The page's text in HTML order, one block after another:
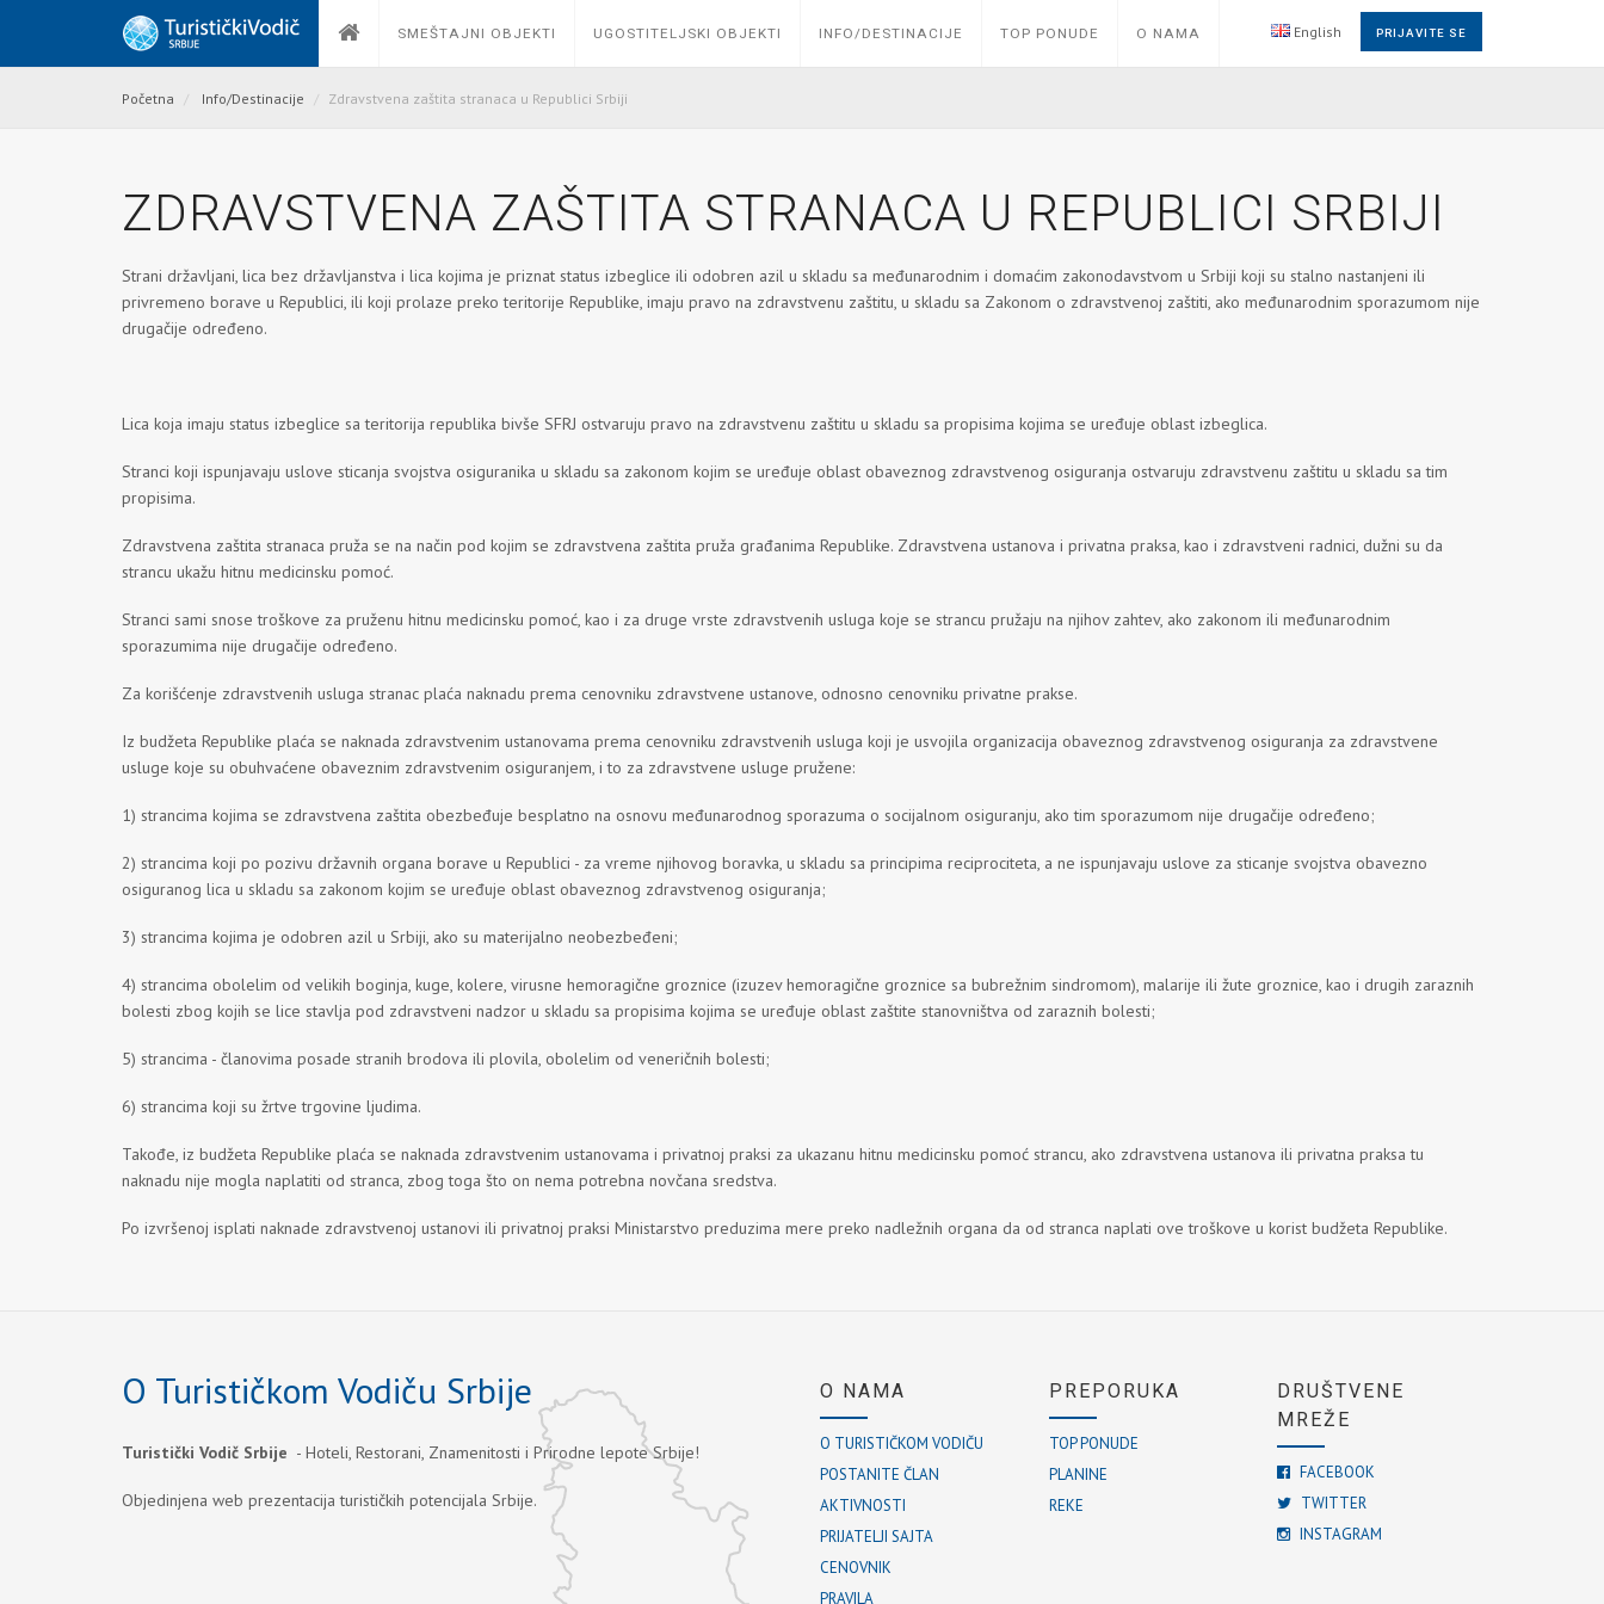
SMEŠTAJNI OBJEKTI UGOSTITELJSKI OBJEKTI INFO/DESTINACIJE TOP PONUDE O NAMA English PRIJAVITE SE
Početna Info/Destinacije Zdravstvena zaštita stranaca u Republici Srbiji
ZDRAVSTVENA ZAŠTITA STRANACA U REPUBLICI SRBIJI
Strani državljani, lica bez državljanstva i lica kojima je priznat status izbeglice ili odobren azil u skladu sa međunarodnim i domaćim zakonodavstvom u Srbiji koji su stalno nastanjeni ili
privremeno borave u Republici, ili koji prolaze preko teritorije Republike, imaju pravo na zdravstvenu zaštitu, u skladu sa Zakonom o zdravstvenoj zaštiti, ako međunarodnim sporazumom nije
drugačije određeno.
Lica koja imaju status izbeglice sa teritorija republika bivše SFRJ ostvaruju pravo na zdravstvenu zaštitu u skladu sa propisima kojima se uređuje oblast izbeglica.
Stranci koji ispunjavaju uslove sticanja svojstva osiguranika u skladu sa zakonom kojim se uređuje oblast obaveznog zdravstvenog osiguranja ostvaruju zdravstvenu zaštitu u skladu sa tim
propisima.
Zdravstvena zaštita stranaca pruža se na način pod kojim se zdravstvena zaštita pruža građanima Republike. Zdravstvena ustanova i privatna praksa, kao i zdravstveni radnici, dužni su da
strancu ukažu hitnu medicinsku pomoć.
Stranci sami snose troškove za pruženu hitnu medicinsku pomoć, kao i za druge vrste zdravstvenih usluga koje se strancu pružaju na njihov zahtev, ako zakonom ili međunarodnim
sporazumima nije drugačije određeno.
Za korišćenje zdravstvenih usluga stranac plaća naknadu prema cenovniku zdravstvene ustanove, odnosno cenovniku privatne prakse.
Iz budžeta Republike plaća se naknada zdravstvenim ustanovama prema cenovniku zdravstvenih usluga koji je usvojila organizacija obaveznog zdravstvenog osiguranja za zdravstvene
usluge koje su obuhvaćene obaveznim zdravstvenim osiguranjem, i to za zdravstvene usluge pružene:
1) strancima kojima se zdravstvena zaštita obezbeđuje besplatno na osnovu međunarodnog sporazuma o socijalnom osiguranju, ako tim sporazumom nije drugačije određeno;
2) strancima koji po pozivu državnih organa borave u Republici - za vreme njihovog boravka, u skladu sa principima reciprociteta, a ne ispunjavaju uslove za sticanje svojstva obavezno
osiguranog lica u skladu sa zakonom kojim se uređuje oblast obaveznog zdravstvenog osiguranja;
3) strancima kojima je odobren azil u Srbiji, ako su materijalno neobezbeđeni;
4) strancima obolelim od velikih boginja, kuge, kolere, virusne hemoragične groznice (izuzev hemoragične groznice sa bubrežnim sindromom), malarije ili žute groznice, kao i drugih zaraznih
bolesti zbog kojih se lice stavlja pod zdravstveni nadzor u skladu sa propisima kojima se uređuje oblast zaštite stanovništva od zaraznih bolesti;
5) strancima - članovima posade stranih brodova ili plovila, obolelim od veneričnih bolesti;
6) strancima koji su žrtve trgovine ljudima.
Takođe, iz budžeta Republike plaća se naknada zdravstvenim ustanovama i privatnoj praksi za ukazanu hitnu medicinsku pomoć strancu, ako zdravstvena ustanova ili privatna praksa tu
naknadu nije mogla naplatiti od stranca, zbog toga što on nema potrebna novčana sredstva.
Po izvršenoj isplati naknade zdravstvenoj ustanovi ili privatnoj praksi Ministarstvo preduzima mere preko nadležnih organa da od stranca naplati ove troškove u korist budžeta Republike.
O Turističkom Vodiču Srbije
Turistički Vodič Srbije - Hoteli, Restorani, Znamenitosti i Prirodne lepote Srbije!
Objedinjena web prezentacija turističkih potencijala Srbije.
O NAMA
O TURISTIČKOM VODIČU
POSTANITE ČLAN
AKTIVNOSTI
PRIJATELJI SAJTA
CENOVNIK
PRAVILA
PREPORUKA
TOP PONUDE
PLANINE
REKE
DRUŠTVENE
MREŽE
FACEBOOK
TWITTER
INSTAGRAM